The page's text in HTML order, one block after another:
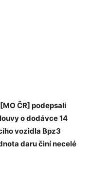
ČR] podepsali
o dodávce 14
vozidla Bpz3
daru činí necelé